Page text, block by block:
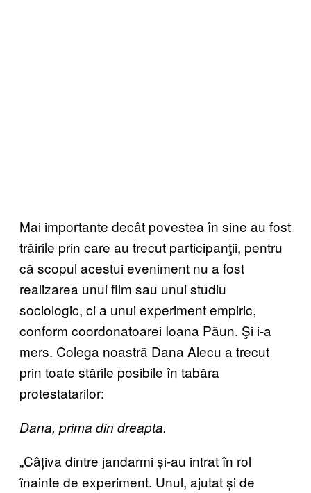
Mai importante decât povestea în sine au fost
trăirile prin care au trecut participanţii, pentru
că scopul acestui eveniment nu a fost
realizarea unui film sau unui studiu
sociologic, ci a unui experiment empiric,
conform coordonatoarei Ioana Păun. Şi i-a
mers. Colega noastră Dana Alecu a trecut
prin toate stările posibile în tabăra
protestatarilor:
Dana, prima din dreapta.
„Câțiva dintre jandarmi și-au intrat în rol
înainte de experiment. Unul, ajutat și de